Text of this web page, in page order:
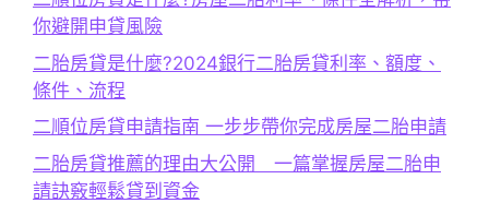
你避開申貸風險
二胎房貸是什麼?2024銀行二胎房貸利率、額度、
條件、流程
二順位房貸申請指南 一步步帶你完成房屋二胎申請
二胎房貸推薦的理由大公開 一篇掌握房屋二胎申
請訣竅輕鬆貸到資金